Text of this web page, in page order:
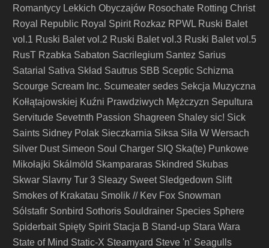
Romantycy Lekkich Obyczajów Rosochate Rotting Christ
Royal Republic Royal Spirit Rozkaz RPWL Ruski Balet
vol.1 Ruski Balet vol.2 Ruski Balet vol.3 Ruski Balet vol.5
RusT Rzabka Sabaton Sacrilegium Santez Sarius
Satarial Sativa Skład Sautrus SBB Sceptic Schizma
Scourge Scream Inc. Scumeater sedes Sekcja Muzyczna
Kołłątajowskiej Kuźni Prawdziwych Mężczyzn Sepultura
Servitude Sevetnth Passion Shagreen Shaley sic! Sick
Saints Sidney Polak Sieczkarnia Siksa Siła W Wersach
Silver Dust Simeon Soul Charger SIQ Ska(te) Punkowe
Mikołajki Skálmöld Skampararas Skindred Skubas
Skwar Slavny Tur 3 Sleazy Sweet Sledgedown Slift
Smokes of Krakatau Smolik // Kev Fox Snowman
Sólstafir Sonbird Sothoris Souldrainer Species Sphere
Spiderbait Spięty Spirit Stacja B Stand-up Stara Wara
State of Mind Static-X Steamyard Steve 'n' Seagulls